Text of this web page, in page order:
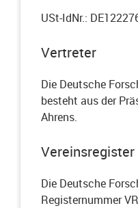
USt-IdNr.:
Vertreter
Die Deutsche
besteht aus der
Ahrens.
Vereinsregister
Die Deutsche
Registernummer